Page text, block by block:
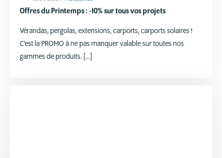
Offres du Printemps : -10% sur tous vos projets
Vérandas, pergolas, extensions, carports, carports solaires !
C’est la PROMO à ne pas manquer valable sur toutes nos
gammes de produits. […]